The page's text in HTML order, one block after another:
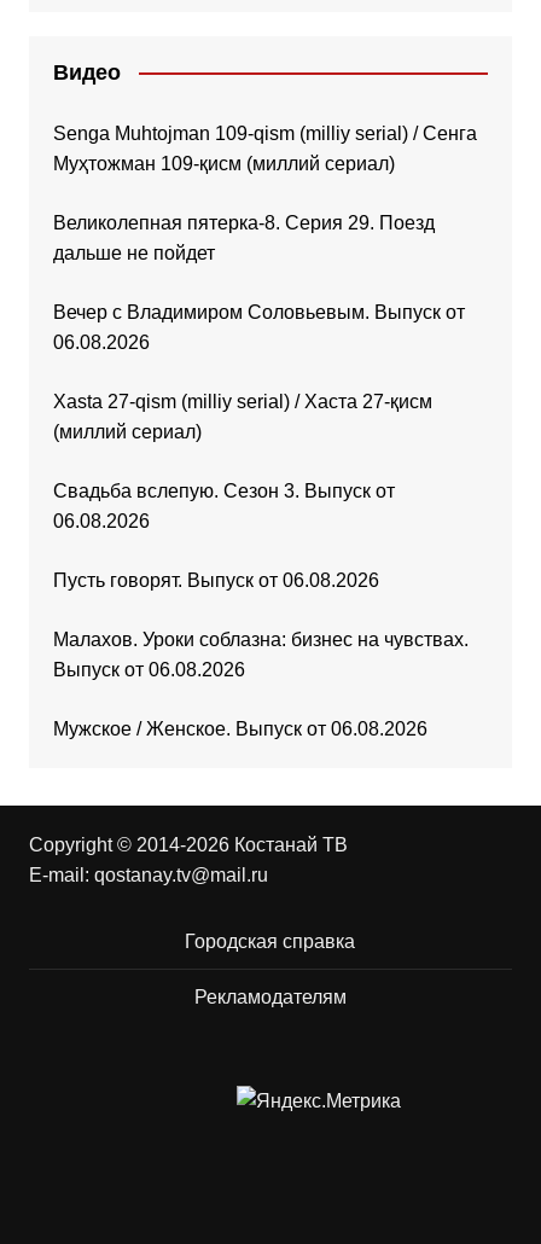
Видео
Senga Muhtojman 109-qism (milliy serial) / Сенга
Муҳтожман 109-қисм (миллий сериал)
Великолепная пятерка-8. Серия 29. Поезд
дальше не пойдет
Вечер с Владимиром Соловьевым. Выпуск от
06.08.2026
Xasta 27-qism (milliy serial) / Хаста 27-қисм
(миллий сериал)
Свадьба вслепую. Сезон 3. Выпуск от
06.08.2026
Пусть говорят. Выпуск от 06.08.2026
Малахов. Уроки соблазна: бизнес на чувствах.
Выпуск от 06.08.2026
Мужское / Женское. Выпуск от 06.08.2026
Copyright © 2014-2026 Костанай ТВ
E-mail: qostanay.tv@mail.ru
Городская справка
Рекламодателям